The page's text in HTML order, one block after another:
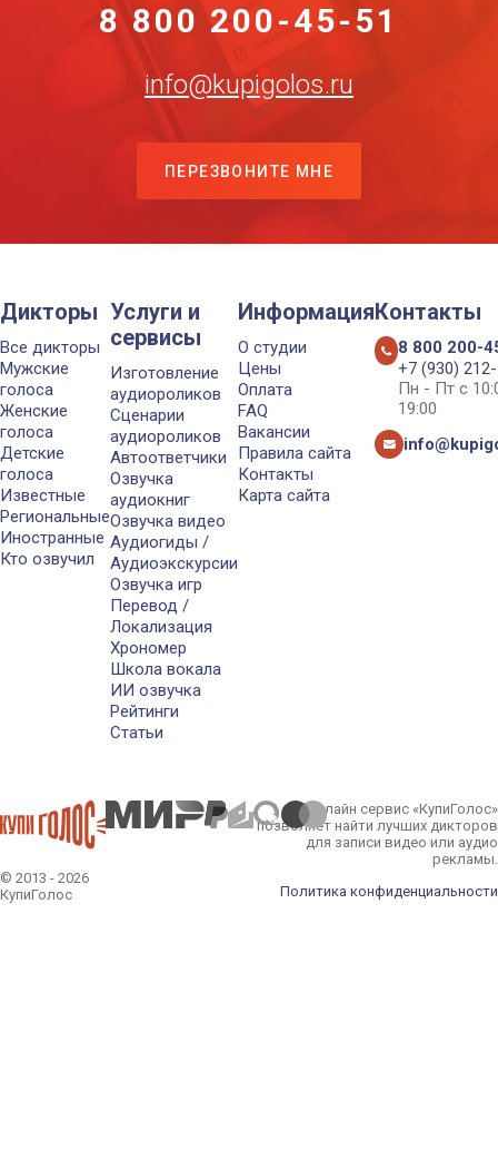
8 800 200-45-51
info@kupigolos.ru
ПЕРЕЗВОНИТЕ МНЕ
Дикторы
Все дикторы
Мужские
голоса
Женские
голоса
Детские
голоса
Известные
Региональные
Иностранные
Кто озвучил
Услуги и
сервисы
Изготовление
аудиороликов
Сценарии
аудиороликов
Автоответчики
Озвучка
аудиокниг
Озвучка видео
Аудиогиды /
Аудиоэкскурсии
Озвучка игр
Перевод /
Локализация
Хрономер
Школа вокала
ИИ озвучка
Рейтинги
Статьи
Информация
О студии
Цены
Оплата
FAQ
Вакансии
Правила сайта
Контакты
Карта сайта
Контакты
8 800 200-
+7 (930)
Пн - Пт с
19:00
© 2013 - 2026
КупиГолос
Онлайн сервис «КупиГолос»
позволяет найти лучших дикторов
для записи видео или аудио
рекламы.
Политика конфиденциальности